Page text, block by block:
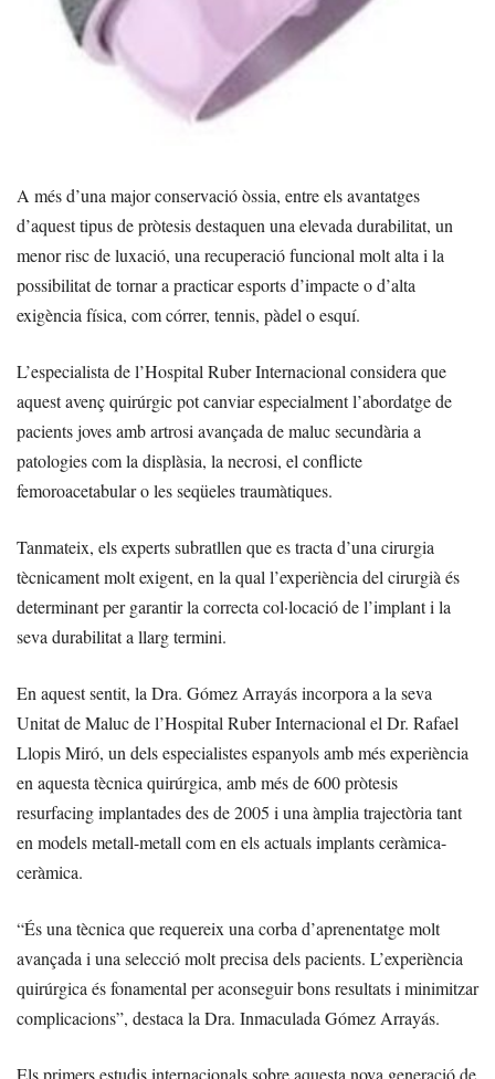
A més d’una major conservació òssia, entre els avantatges
d’aquest tipus de pròtesis destaquen una elevada durabilitat, un
menor risc de luxació, una recuperació funcional molt alta i la
possibilitat de tornar a practicar esports d’impacte o d’alta
exigència física, com córrer, tennis, pàdel o esquí.
L’especialista de l’Hospital Ruber Internacional considera que
aquest avenç quirúrgic pot canviar especialment l’abordatge de
pacients joves amb artrosi avançada de maluc secundària a
patologies com la displàsia, la necrosi, el conflicte
femoroacetabular o les seqüeles traumàtiques.
Tanmateix, els experts subratllen que es tracta d’una cirurgia
tècnicament molt exigent, en la qual l’experiència del cirurgià és
determinant per garantir la correcta col·locació de l’implant i la
seva durabilitat a llarg termini.
En aquest sentit, la Dra. Gómez Arrayás incorpora a la seva
Unitat de Maluc de l’Hospital Ruber Internacional el Dr. Rafael
Llopis Miró, un dels especialistes espanyols amb més experiència
en aquesta tècnica quirúrgica, amb més de 600 pròtesis
resurfacing implantades des de 2005 i una àmplia trajectòria tant
en models metall-metall com en els actuals implants ceràmica-
ceràmica.
“És una tècnica que requereix una corba d’aprenentatge molt
avançada i una selecció molt precisa dels pacients. L’experiència
quirúrgica és fonamental per aconseguir bons resultats i minimitzar
complicacions”, destaca la Dra. Inmaculada Gómez Arrayás.
Els primers estudis internacionals sobre aquesta nova generació de